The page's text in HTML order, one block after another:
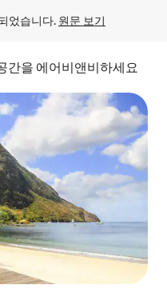
었습니다. 원문 보기
간을 에어비앤비하세요